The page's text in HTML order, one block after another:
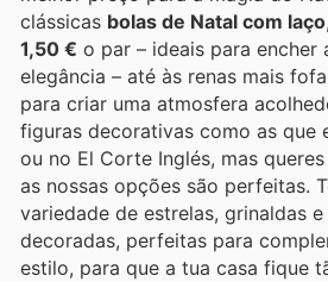
clássicas bolas de Natal com laço
1,50 € o par – ideais para encher
elegância – até às renas mais
para criar uma atmosfera
figuras decorativas como as que
ou no El Corte Inglés, mas
as nossas opções são perfeitas.
variedade de estrelas, grinaldas
decoradas, perfeitas para
estilo, para que a tua casa fique